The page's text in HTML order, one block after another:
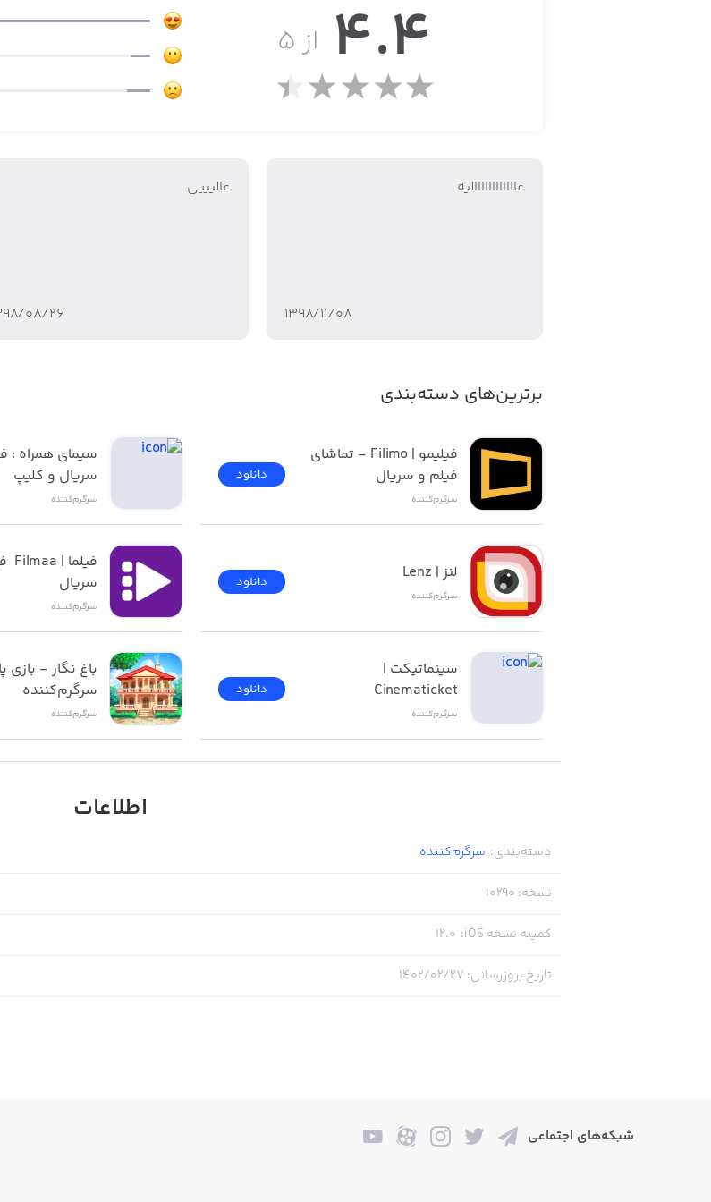
از ۵ 4.4
عاااااااااااالیه
۱۳۹۸/۱۱/۰۸
عالیییی
۱۳۹۸/۰۸/
برترین‌های دسته‌بندی
فیلم و سریال
سرگرم‌کننده
دانلود
لنز | Lenz
سرگرم‌کننده
دانلود
Cinematicket
سرگرم‌کننده
دانلود
سریال و کلیپ
سرگرم‌کننده
سریال
سرگرم‌کننده
سرگرم‌کننده
سرگرم‌کننده
اطلاعات
دسته‌بندی: سرگرم‌کننده
نسخه:
10290
کمینه نسخه iOS :
12.0
تاریخ بروزرسانی: ۱۴۰۲/۰۲/۲۷
شبکه‌های اجتماعی